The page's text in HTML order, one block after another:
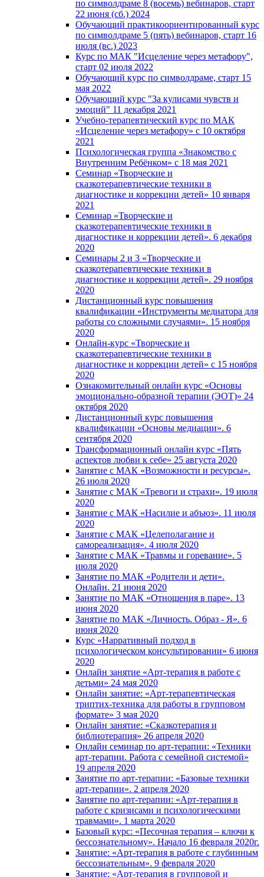
по символдраме 8 (восемь) вебинаров, старт
22 июня (сб.) 2024
Обучающий практикоориентированный курс
по символдраме 5 (пять) вебинаров, старт 16
июля (вс.) 2023
Курс по МАК "Исцеление через метафору",
старт 02 июля 2022
Обучающий курс по символдраме, старт 15
мая 2022
Обучающий курс "За кулисами чувств и
эмоций" 11 декабря 2021
Учебно-терапевтический курс по МАК
«Исцеление через метафору» с 10 октября
2021
Психологическая группа «Знакомство с
Внутренним Ребёнком» с 18 мая 2021
Семинар «Творческие и
сказкотерапевтические техники в
диагностике и коррекции детей» 10 января
2021
Семинар «Творческие и
сказкотерапевтические техники в
диагностике и коррекции детей». 6 декабря
2020
Семинары 2 и 3 «Творческие и
сказкотерапевтические техники в
диагностике и коррекции детей». 29 ноября
2020
Дистанционный курс повышения
квалификации «Инструменты медиатора для
работы со сложными случаями». 15 ноября
2020
Онлайн-курс «Творческие и
сказкотерапевтические техники в
диагностике и коррекции детей» с 15 ноября
2020
Ознакомительный онлайн курс «Основы
эмоционально-образной терапии (ЭОТ)» 24
октября 2020
Дистанционный курс повышения
квалификации «Основы медиации». 6
сентября 2020
Трансформационный онлайн курс «Пять
аспектов любви к себе» 25 августа 2020
Занятие с МАК «Возможности и ресурсы».
26 июля 2020
Занятие с МАК «Тревоги и страхи». 19 июля
2020
Занятие с МАК «Насилие и абъюз». 11 июля
2020
Занятие с МАК «Целеполагание и
самореализация». 4 июля 2020
Занятие с МАК «Травмы и горевание». 5
июля 2020
Занятие по МАК «Родители и дети».
Онлайн. 21 июня 2020
Занятие по МАК «Отношения в паре». 13
июня 2020
Занятие по МАК «Личность. Образ - Я». 6
июня 2020
Курс «Нарративный подход в
психологическом консультировании» 6 июня
2020
Онлайн занятие «Арт-терапия в работе с
детьми» 24 мая 2020
Онлайн занятие: «Арт-терапевтическая
триптих-техника для работы в групповом
формате» 3 мая 2020
Онлайн занятие: «Сказкотерапия и
библиотерапия» 26 апреля 2020
Онлайн семинар по арт-терапии: «Техники
арт-терапии. Работа с семейной системой»
19 апреля 2020
Занятие по арт-терапии: «Базовые техники
арт-терапии». 2 апреля 2020
Занятие по арт-терапии: «Арт-терапия в
работе с кризисами и психологическими
травмами». 1 марта 2020
Базовый курс: «Песочная терапия – ключи к
бессознательному». Начало 16 февраля 2020г.
Занятие: «Арт-терапия в работе с глубинным
бессознательным». 9 февраля 2020
Занятие: «Арт-терапия в групповой и